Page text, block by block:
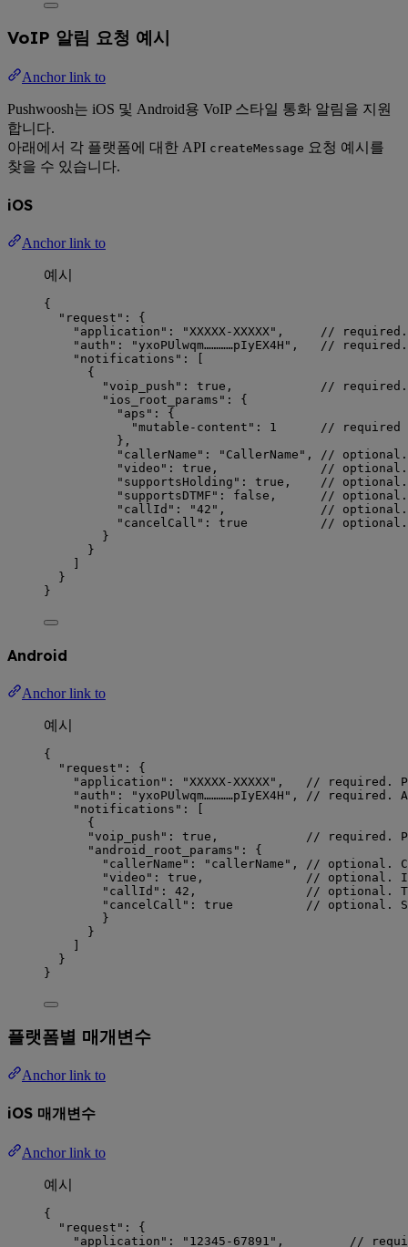
VoIP 알림 요청 예시
Anchor link to
Pushwoosh는 iOS 및 Android용 VoIP 스타일 통화 알림을 지원
합니다.
아래에서 각 플랫폼에 대한 API createMessage 요청 예시를
찾을 수 있습니다.
iOS
Anchor link to
예시
{
"request" : {
"application" : "XXXXX-XXXXX" , // required.
"auth" : " yxoPUlwqm…………pIyEX4H " , // required.
"notifications" : [
{
"voip_push" : true , // required.
"ios_root_params" : {
"aps" : {
"mutable-content" : 1
// required
},
"callerName" : " CallerName " , // optional.
"video" : true , // optional.
"supportsHolding" : true , // optional.
"supportsDTMF" : false , // optional.
"callId" : "42 " , //
"cancelCall" : true
//
}
}
}
}
Android
Anchor link to
예시
{
"request" : {
"application" : " XXXXX-XXXXX" ,
// required.
"auth" : " yxoPUlwqm…………pIyEX4H " ,
// required.
"notifications" : [
{
"voip_push" : true ,
// required.
"android_root_params" : {
"callerName" : " callerName " ,
// optional.
"video" : true ,
// optional.
"callId" : 42 ,
// optional.
"cancelCall" : true
// optional.
}
}
}
}
플랫폼별 매개변수
Anchor link to
iOS 매개변수
Anchor link to
예시
{
"request" : {
"application" : " 12345-67891 " , //